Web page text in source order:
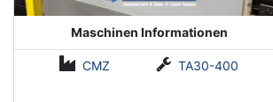
Maschinen Informationen
CMZ TA30-400